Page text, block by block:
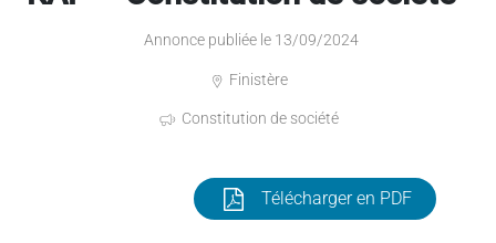
Annonce publiée le 13/09/2024
Finistère
Constitution de société
Télécharger en PDF